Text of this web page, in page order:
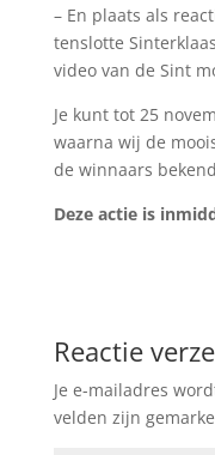
– En plaats als
tenslotte
video van de Sint
Je kunt tot 25
waarna wij de
de winnaars
Deze actie is
Reactie
Je e-mailadres
velden zijn